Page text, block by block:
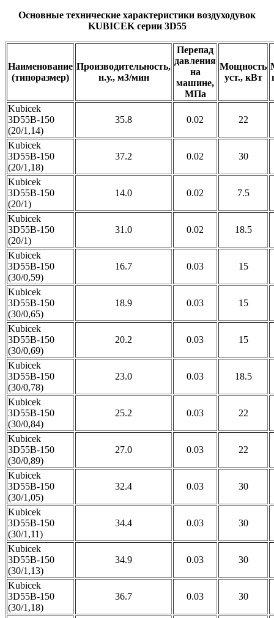
Основные технические характеристики воздуходувок
KUBICEK серии 3D55
Наименование
(типоразмер)
Производительность,
н.у., м3/мин
Перепад
давления
на
машине,
МПа
Мощность
уст., кВт
Kubicek
3D55B-150
(20/1,14)
35.8 0.02 22
Kubicek
3D55B-150
(20/1,18)
37.2 0.02 30
Kubicek
3D55B-150
(20/1)
14.0 0.02 7.5
Kubicek
3D55B-150
(20/1)
31.0 0.02 18.5
Kubicek
3D55B-150
(30/0,59)
16.7 0.03 15
Kubicek
3D55B-150
(30/0,65)
18.9 0.03 15
Kubicek
3D55B-150
(30/0,69)
20.2 0.03 15
Kubicek
3D55B-150
(30/0,78)
23.0 0.03 18.5
Kubicek
3D55B-150
(30/0,84)
25.2 0.03 22
Kubicek
3D55B-150
(30/0,89)
27.0 0.03 22
Kubicek
3D55B-150
(30/1,05)
32.4 0.03 30
Kubicek
3D55B-150
(30/1,11)
34.4 0.03 30
Kubicek
3D55B-150
(30/1,13)
34.9 0.03 30
Kubicek
3D55B-150
(30/1,18)
36.7 0.03 30